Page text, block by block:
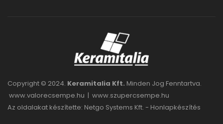
Copyright © 2024. Keramitalia Kft. Minden Jog Fenntartva.
www.valorecsempe.hu | www.szupercsempe.hu
Az oldalakat készítette: Netgo Systems Kft. - Honlapkészítés